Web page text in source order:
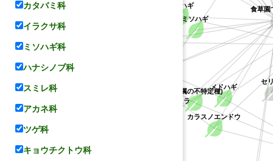
ヤマハギ
メドハギ
ハス科
カラスノエンドウ
バラ科
セ
ミソハギ
シバザクラ
(ハギ属の不特定種)
食草園
カタバミ科
イラクサ科
ミソハギ科
ハナシノブ科
スミレ科
アカネ科
ツゲ科
キョウチクトウ科